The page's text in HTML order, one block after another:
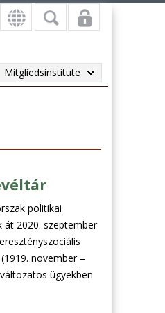
Mitgliedsinstitute
politikai
2020. szeptember
november –
ügyekben